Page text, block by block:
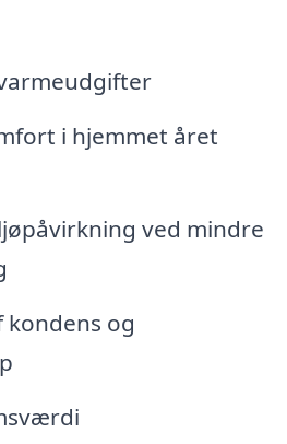
i hjemmet året
ved mindre
og